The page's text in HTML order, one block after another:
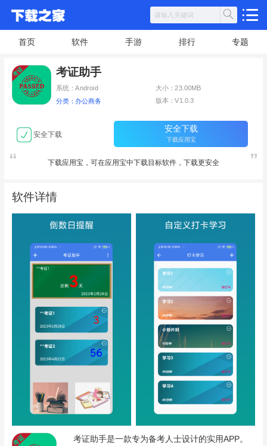
首页 软件 手游 排行 专题
考证助手
系统：Android 大小：23.00MB
分类：办公商务 版本：V1.0.3
安全下载
安全下载
下载应用宝
下载应用宝，可在应用宝中下载目标软件，下载更安全
软件详情
考证助手是一款专为备考人士设计的实用APP。